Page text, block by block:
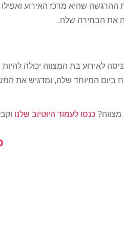
שהיא מרכז האירוע
את הבחירה שלה.
לאירוע בת המצווה יכולה
ביום המיוחד שלה, ומדגיש את
כנסו לעמוד היוטיוב שלנו